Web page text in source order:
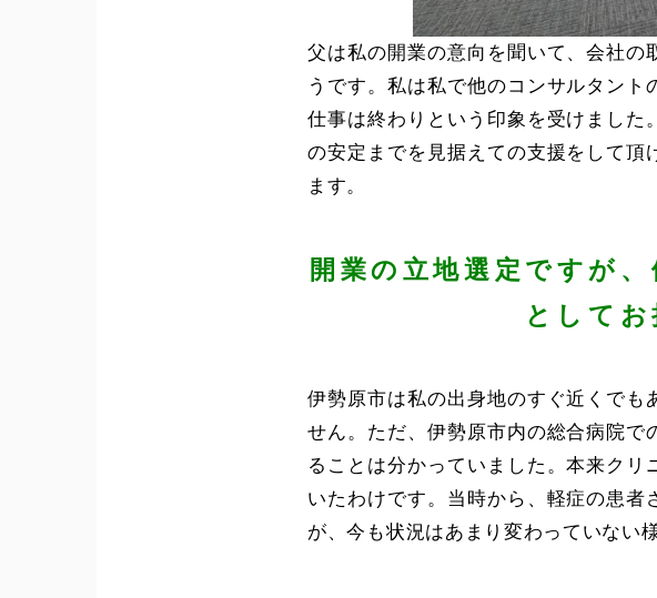
父は私の開業の意向を聞いて、会社の
うです。私は私で他のコンサルタン
仕事は終わりという印象を受けました
の安定までを見据えての支援をして頂
ます。
開業の立地選定ですが
として
伊勢原市は私の出身地のすぐ近くでも
せん。ただ、伊勢原市内の総合病院で
ることは分かっていました。本来ク
いたわけです。当時から、軽症の患
が、今も状況はあまり変わっていない